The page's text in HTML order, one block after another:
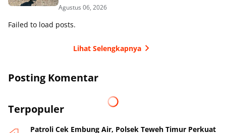
Agustus 06, 2026
Failed to load posts.
Lihat Selengkapnya
Posting Komentar
Terpopuler
Patroli Cek Embung Air, Polsek Teweh Timur Perkuat